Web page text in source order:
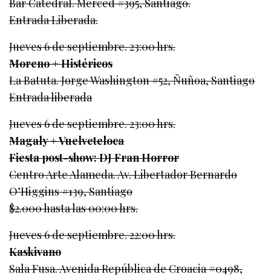
Bar Catedral. Merced #395, Santiago.
Entrada Liberada.
Jueves 6 de septiembre. 23:00 hrs.
Moreno + Histéricos
La Batuta. Jorge Washington #52, Ñuñoa, Santiago
Entrada liberada
Jueves 6 de septiembre. 23:00 hrs.
Magaly + Vuelveteloca
Fiesta post-show: DJ Fran Horror
Centro Arte Alameda. Av. Libertador Bernardo
O’Higgins #139, Santiago
$2.000 hasta las 00:00 hrs.
Jueves 6 de septiembre. 22:00 hrs.
Kaskivano
Sala Fusa. Avenida República de Croacia #0498,